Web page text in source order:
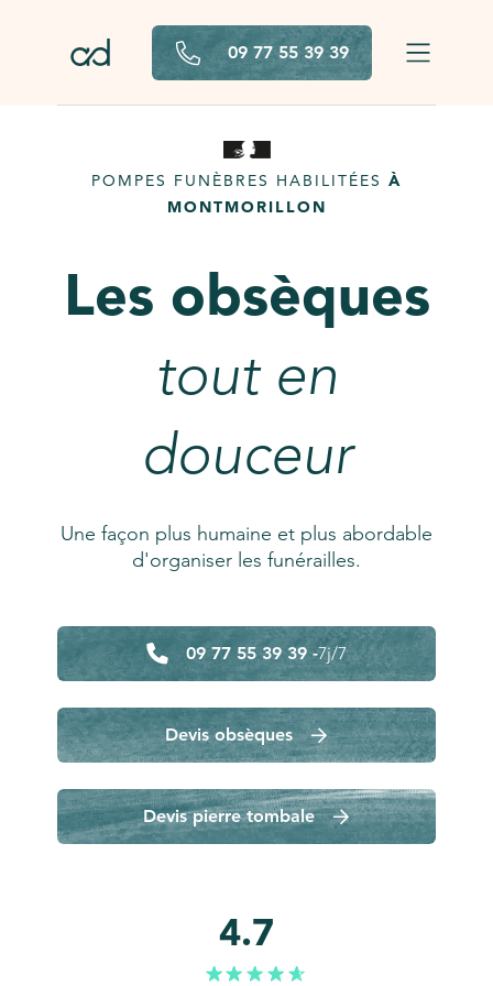
09 77 55 39 39
POMPES FUNÈBRES HABILITÉES À
MONTMORILLON
Les obsèques
tout en
douceur
Une façon plus humaine et plus abordable
d'organiser les funérailles.
09 77 55 39 39 -7j/7
Devis obsèques
Devis pierre tombale
4.7